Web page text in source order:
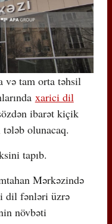
və tam orta təhsil
xarici dil
ibarət kiçik
olunacaq.
tapıb.
Mərkəzində
dil fənləri üzrə
növbəti